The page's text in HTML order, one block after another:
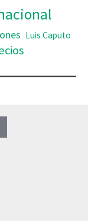
Luis Caputo